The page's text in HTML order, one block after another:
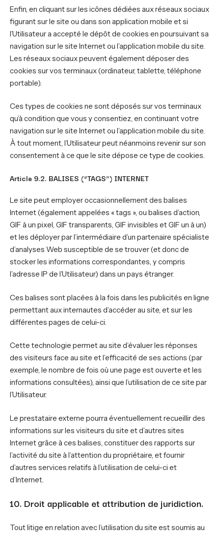
Enfin, en cliquant sur les icônes dédiées aux réseaux sociaux
figurant sur le site ou dans son application mobile et si
l’Utilisateur a accepté le dépôt de cookies en poursuivant sa
navigation sur le site Internet ou l’application mobile du site.
Les réseaux sociaux peuvent également déposer des
cookies sur vos terminaux (ordinateur, tablette, téléphone
portable).
Ces types de cookies ne sont déposés sur vos terminaux
qu’à condition que vous y consentiez, en continuant votre
navigation sur le site Internet ou l’application mobile du site.
À tout moment, l’Utilisateur peut néanmoins revenir sur son
consentement à ce que le site dépose ce type de cookies.
Article 9.2. BALISES (“TAGS”) INTERNET
Le site peut employer occasionnellement des balises
Internet (également appelées « tags », ou balises d’action,
GIF à un pixel, GIF transparents, GIF invisibles et GIF un à un)
et les déployer par l’intermédiaire d’un partenaire spécialiste
d’analyses Web susceptible de se trouver (et donc de
stocker les informations correspondantes, y compris
l’adresse IP de l’Utilisateur) dans un pays étranger.
Ces balises sont placées à la fois dans les publicités en ligne
permettant aux internautes d’accéder au site, et sur les
différentes pages de celui-ci.
Cette technologie permet au site d’évaluer les réponses
des visiteurs face au site et l’efficacité de ses actions (par
exemple, le nombre de fois où une page est ouverte et les
informations consultées), ainsi que l’utilisation de ce site par
l’Utilisateur.
Le prestataire externe pourra éventuellement recueillir des
informations sur les visiteurs du site et d’autres sites
Internet grâce à ces balises, constituer des rapports sur
l’activité du site à l’attention du propriétaire, et fournir
d’autres services relatifs à l’utilisation de celui-ci et
d’Internet.
10. Droit applicable et attribution de juridiction.
Tout litige en relation avec l’utilisation du site est soumis au